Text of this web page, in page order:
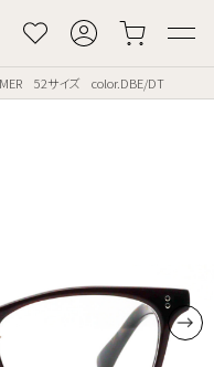
52サイズ color.DBE/DT